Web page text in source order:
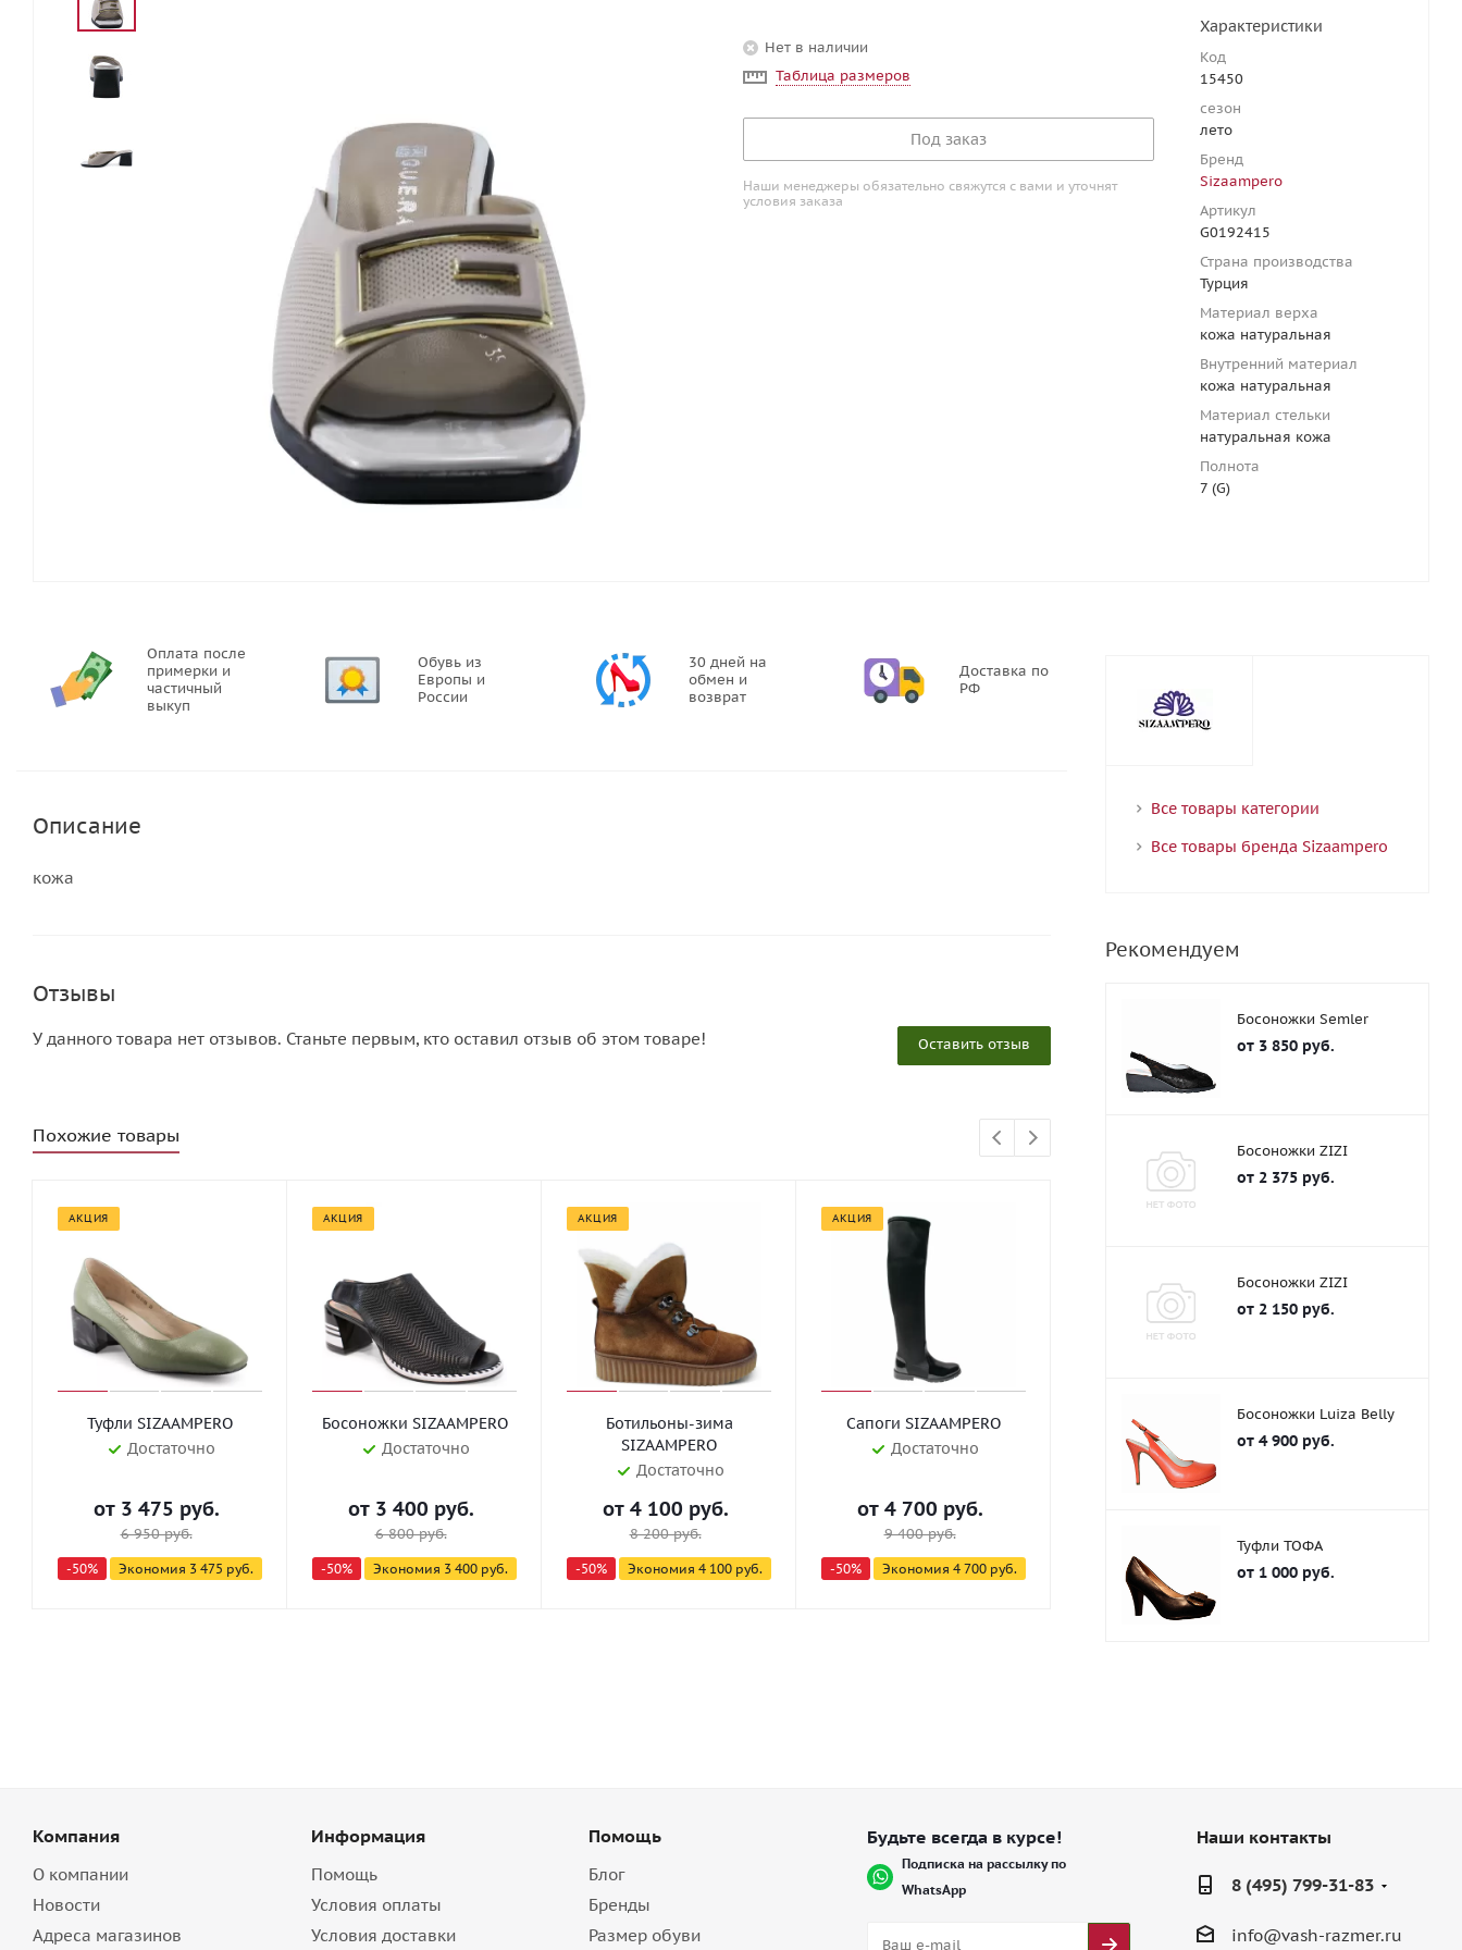
Нет в наличии
Таблица размеров
Под заказ
Наши менеджеры обязательно свяжутся с вами и уточнят
условия заказа
Характеристики
Код
15450
сезон
лето
Бренд
Sizaampero
Артикул
G0192415
Страна производства
Турция
Материал верха
кожа натуральная
Внутренний материал
кожа натуральная
Материал стельки
натуральная кожа
Полнота
7 (G)
Оплата после
примерки и
частичный
выкуп
Обувь из
Европы и
России
30 дней на
обмен и
возврат
Доставка по
РФ
Описание
кожа
Отзывы
Оставить отзыв
У данного товара нет отзывов. Станьте первым, кто оставил отзыв об этом товаре!
Похожие товары
АКЦИЯ
Туфли SIZAAMPERO
Достаточно
от 3 475 руб.
6 950 руб.
-50% Экономия 3 475 руб.
АКЦИЯ
Босоножки SIZAAMPERO
Достаточно
от 3 400 руб.
6 800 руб.
-50% Экономия 3 400 руб.
АКЦИЯ
Ботильоны-зима
SIZAAMPERO
Достаточно
от 4 100 руб.
8 200 руб.
-50% Экономия 4 100 руб.
АКЦИЯ
Сапоги SIZAAMPERO
Достаточно
от 4 700 руб.
9 400 руб.
-50% Экономия 4 700 руб.
Туфли SIZAAMPERO
Мало
Экономия 2 975 руб.
Туфли
Все товары категории
Все товары бренда Sizaampero
Рекомендуем
Босоножки Semler
от 3 850 руб.
Босоножки ZIZI
от 2 375 руб.
Босоножки ZIZI
от 2 150 руб.
Босоножки Luiza Belly
от 4 900 руб.
Туфли ТОФА
от 1 000 руб.
Компания
О компании
Новости
Адреса магазинов
Информация
Помощь
Условия оплаты
Условия доставки
Помощь
Блог
Бренды
Размер обуви
Будьте всегда в курсе!
Подписка на рассылку по
WhatsApp
Наши контакты
8 (495) 799-31-83
info@vash-razmer.ru